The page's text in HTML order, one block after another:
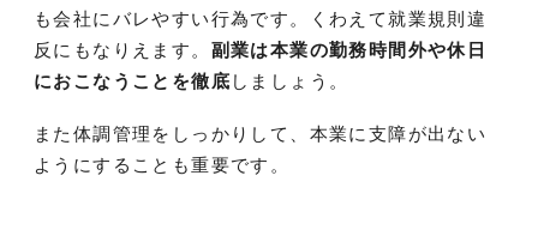
も会社にバレやすい行為です。くわえて就業規則違
反にもなりえます。 副業は本業の勤務時間外や休日
におこなうことを徹底 しましょう。
また体調管理をしっかりして、本業に支障が出ない
ようにすることも重要です。